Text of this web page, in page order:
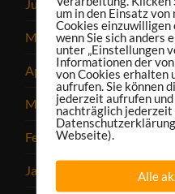
Juni 2022
Mai 2022
April 2022
März 2022
Februar 2022
Januar 2022
um in den Einsatz
Cookies einzuwilligen
wenn Sie sich anders
unter „Einstellungen
Informationen der
von Cookies erhalten
aufrufen. Sie können
jederzeit aufrufen
nachträglich jederzeit
Webseite).
Alle